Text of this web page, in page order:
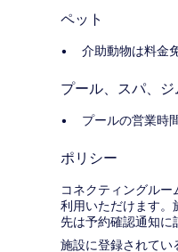
ペット
介助動物は料金
プール、スパ、
プールの営業時
ポリシー
コネクティングル
利用いただけます。
先は予約確認通知に
施設に登録されてい